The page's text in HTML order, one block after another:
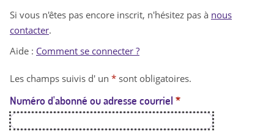
n
t
a
Si vous n'êtes pas encore inscrit, n'hésitez pas à nous
contacter.
Aide : Comment se connecter ?
Les champs suivis d' un * sont obligatoires.
Numéro d'abonné ou adresse courriel *